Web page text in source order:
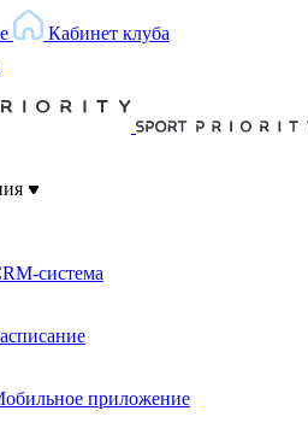
Кабинет клуба
система
приложение